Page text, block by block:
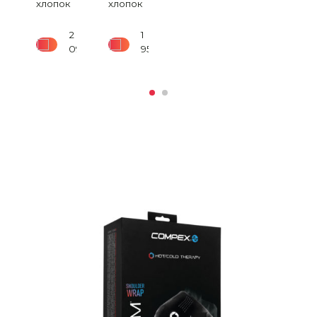
хлопок
2
090
хлопок
1
950